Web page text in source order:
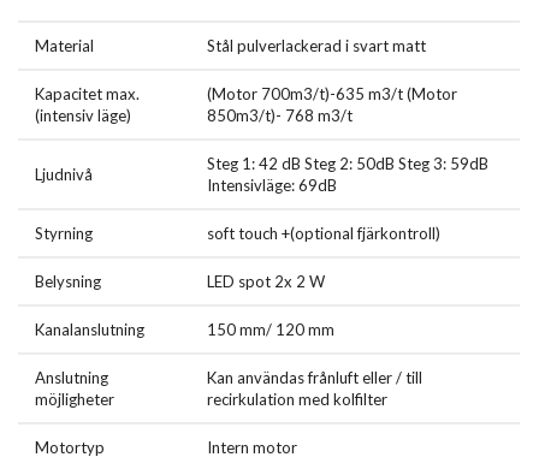
Material Stål pulverlackerad i svart matt
Kapacitet max.
(intensiv läge)
(Motor 700m3/t)-635 m3/t (Motor
850m3/t)- 768 m3/t
Ljudnivå
Steg 1: 42 dB Steg 2: 50dB Steg 3: 59dB
Intensivläge: 69dB
Styrning soft touch +(optional fjärkontroll)
Belysning LED spot 2x 2 W
Kanalanslutning 150 mm/ 120 mm
Anslutning
möjligheter
Kan användas frånluft eller / till
recirkulation med kolfilter
Motortyp Intern motor